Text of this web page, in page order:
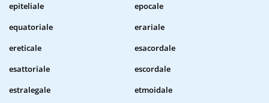
epiteliale
epocale
equatoriale
erariale
ereticale
esacordale
esattoriale
escordale
estralegale
etmoidale